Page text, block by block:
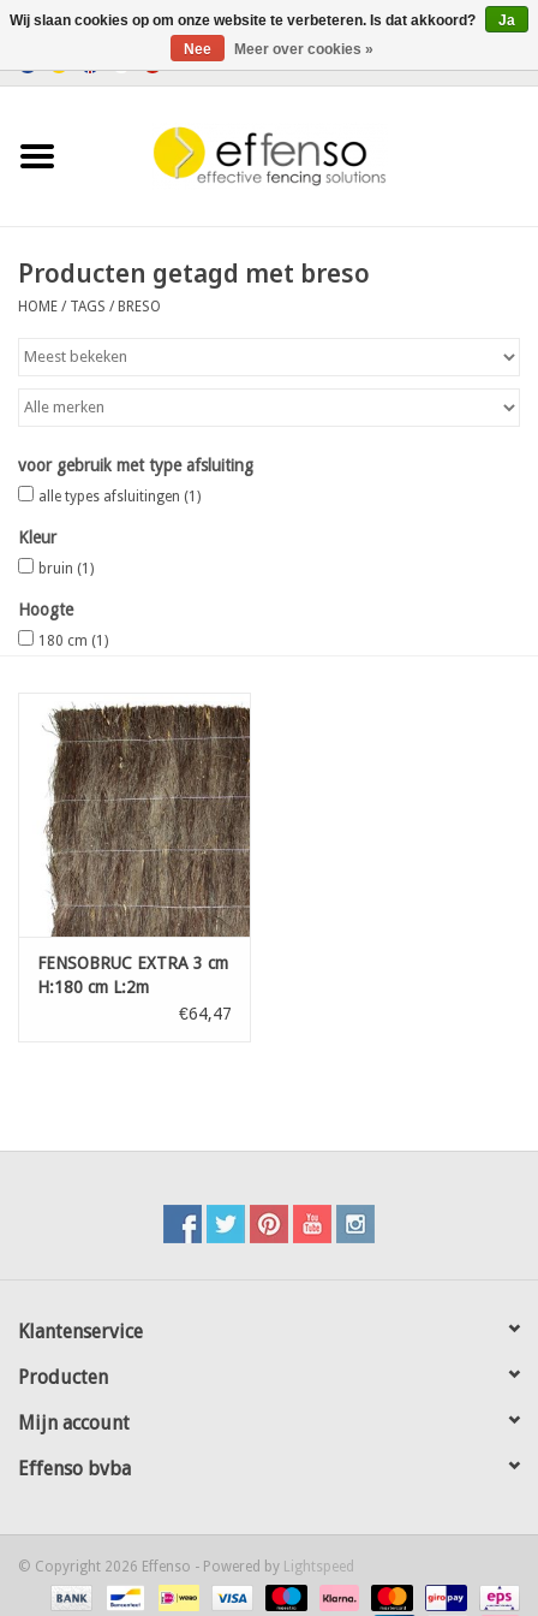
Blog
Producten getagd met breso
HOME / TAGS /BRESO
voor gebruik met type afsluiting
alle types afsluitingen (1)
Kleur
bruin (1)
Hoogte
180 cm (1)
FENSOBRUC EXTRA 3 cm
H:180 cm L:2m
€64,47
Klantenservice
Producten
Mijn account
Effenso bvba
© Copyright 2026 Effenso - Powered by Lightspeed
Wij slaan cookies op om onze website te verbeteren. Is dat akkoord?
Ja
Nee
Meer over cookies »